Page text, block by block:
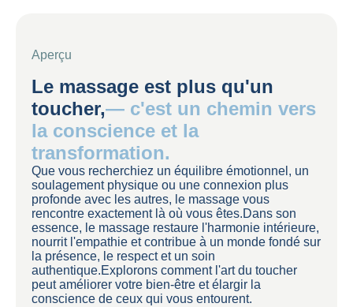
Aperçu
Le massage est plus qu'un
toucher,— c'est un chemin vers
la conscience et la
transformation.
Que vous recherchiez un équilibre émotionnel, un
soulagement physique ou une connexion plus
profonde avec les autres, le massage vous
rencontre exactement là où vous êtes.Dans son
essence, le massage restaure l'harmonie intérieure,
nourrit l'empathie et contribue à un monde fondé sur
la présence, le respect et un soin
authentique.Explorons comment l'art du toucher
peut améliorer votre bien-être et élargir la
conscience de ceux qui vous entourent.